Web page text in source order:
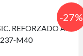
-27%